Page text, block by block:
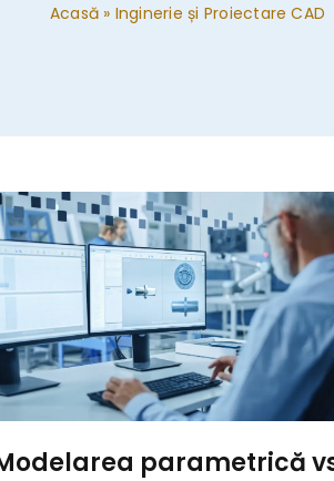
Acasă» Inginerie și Proiectare CAD
parametrică